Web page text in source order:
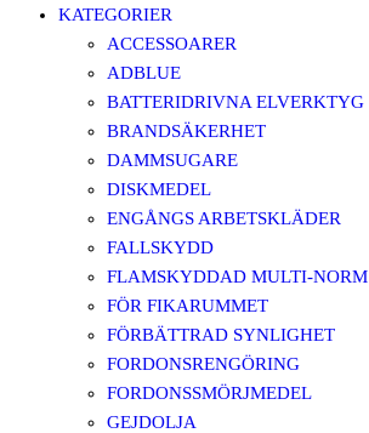
KATEGORIER
ACCESSOARER
ADBLUE
BATTERIDRIVNA ELVERKTYG
BRANDSÄKERHET
DAMMSUGARE
DISKMEDEL
ENGÅNGS ARBETSKLÄDER
FALLSKYDD
FLAMSKYDDAD MULTI-NORM
FÖR FIKARUMMET
FÖRBÄTTRAD SYNLIGHET
FORDONSRENGÖRING
FORDONSSMÖRJMEDEL
GEJDOLJA